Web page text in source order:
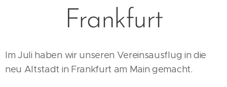
Frankfurt
Im Juli haben wir unseren Vereinsausflug in die
neu Altstadt in Frankfurt am Main gemacht.